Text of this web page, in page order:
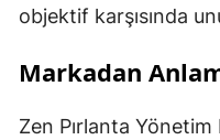
objektif karşısında
Markadan
Zen Pırlanta Yönetim